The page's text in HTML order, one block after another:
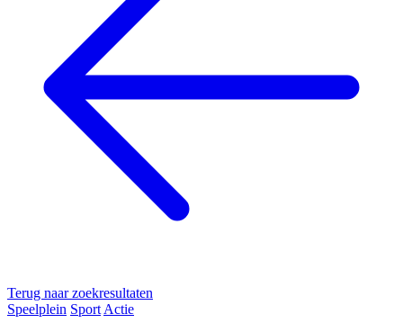
Terug naar zoekresultaten
Speelplein Sport Actie